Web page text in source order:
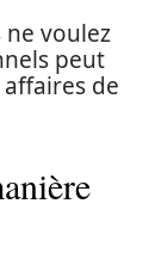
ne voulez
peut
de